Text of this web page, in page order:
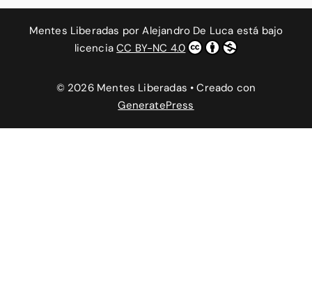
Mentes Liberadas porAlejandro De Luca está bajo
licenciaCC BY-NC 4.0
© 2026 Mentes Liberadas • Creado con
GeneratePress